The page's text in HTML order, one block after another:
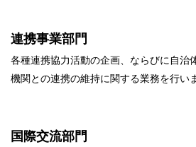
連携事業部門
各種連携協力活動の企画、ならびに自治
機関との連携の維持に関する業務を行いま
国際交流部門